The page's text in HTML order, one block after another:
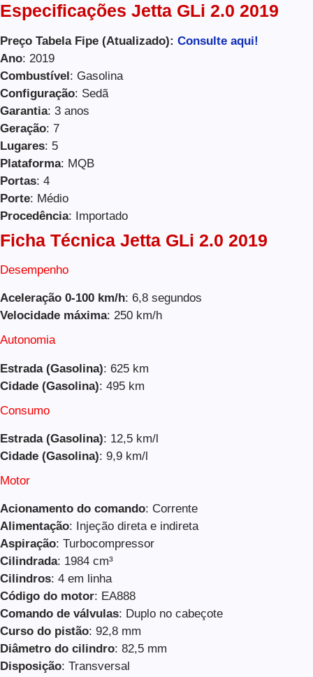
Especificações Jetta GLi 2.0 2019
Preço Tabela Fipe (Atualizado): Consulte aqui!
Ano: 2019
Combustível: Gasolina
Configuração: Sedã
Garantia: 3 anos
Geração: 7
Lugares: 5
Plataforma: MQB
Portas: 4
Porte: Médio
Procedência: Importado
Ficha Técnica Jetta GLi 2.0 2019
Desempenho
Aceleração 0-100 km/h: 6,8 segundos
Velocidade máxima: 250 km/h
Autonomia
Estrada (Gasolina): 625 km
Cidade (Gasolina): 495 km
Consumo
Estrada (Gasolina): 12,5 km/l
Cidade (Gasolina): 9,9 km/l
Motor
Acionamento do comando: Corrente
Alimentação: Injeção direta e indireta
Aspiração: Turbocompressor
Cilindrada: 1984 cm³
Cilindros: 4 em linha
Código do motor: EA888
Comando de válvulas: Duplo no cabeçote
Curso do pistão: 92,8 mm
Diâmetro do cilindro: 82,5 mm
Disposição: Transversal